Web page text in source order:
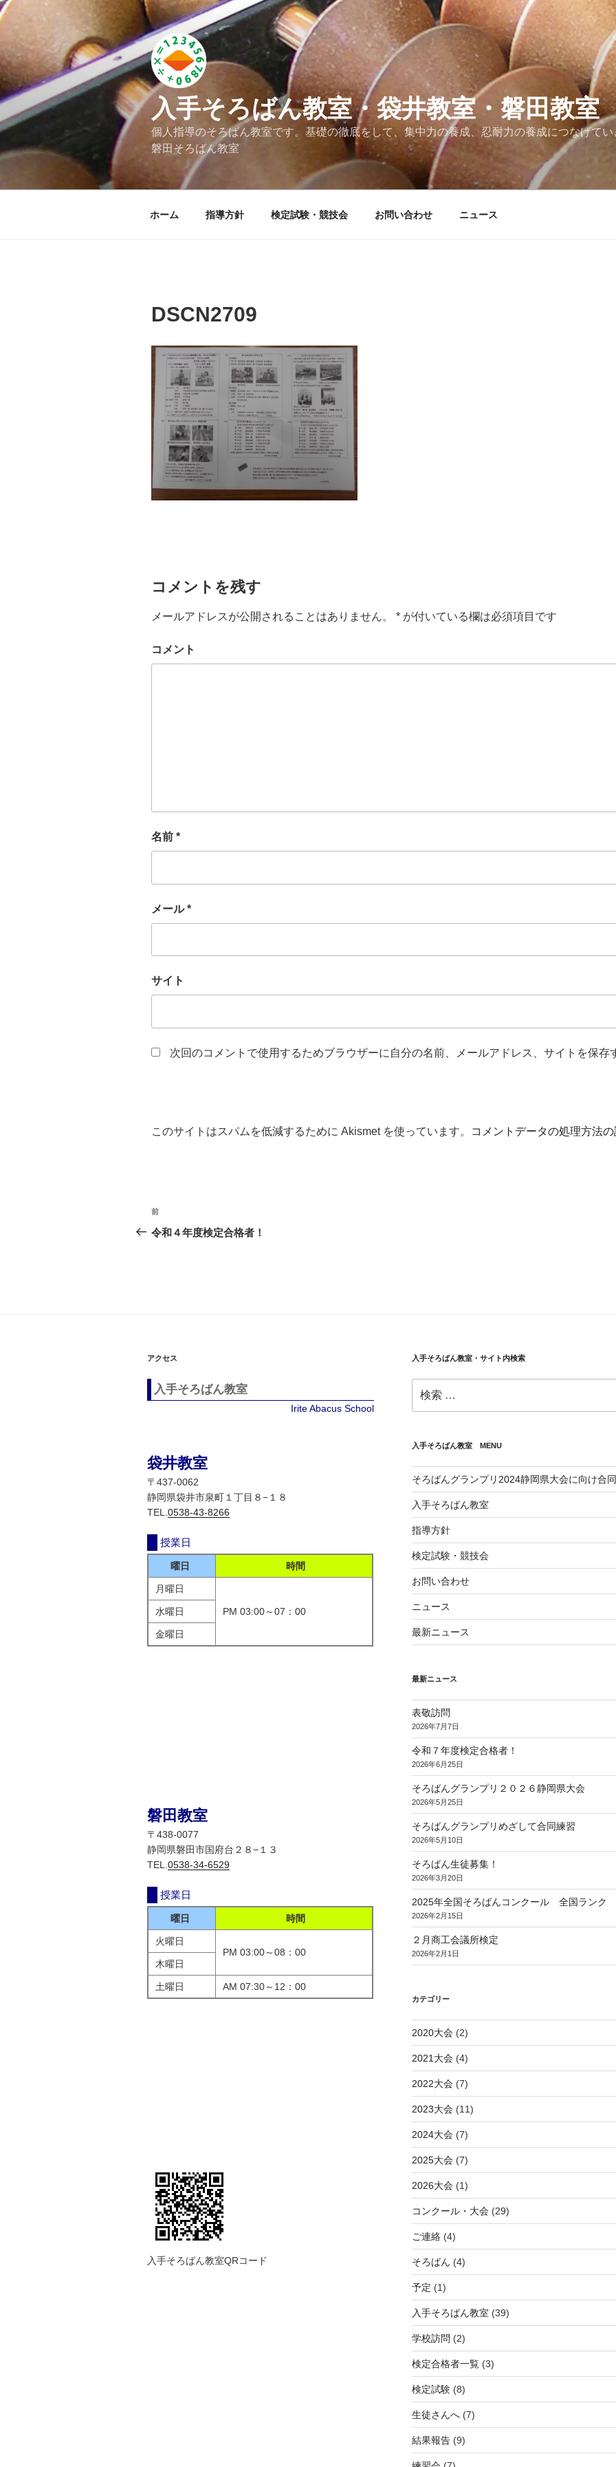
コ
ン
ン
ツ
へ
ス
キ
プ
入手そろばん教室・袋井教室・磐田教室
個人指導のそろばん教室です。基礎の徹底をして、集中力の養成、忍耐力の養成につなげて
磐田そろばん教室
ホーム 指導方針 検定試験・競技会 お問い合わせ ニュース
DSCN2709
コメントを残す
メールアドレスが公開されることはありません。 * が付いている欄は必須項目です
コメント
名前 *
メール*
サイト
次回のコメントで使用するためブラウザーに自分の名前、メールアドレス、サイトを保存
このサイトはスパムを低減するために Akismet を使っています。 コメントデータの処理方法
投
稿
シ
ョ
ン
過
去
前
令和４年度検定合格者！
アクセス
入手そろばん教室
Irite Abacus School
袋井教室
〒437-0062
静岡県袋井市泉町１丁目８−１８
TEL. 0538-43-8266
授業日
曜日 時間
月曜日
PM 03:00～07：00
水曜日
金曜日
磐田教室
〒438-0077
静岡県磐田市国府台２８−１３
TEL. 0538-34-6529
授業日
曜日 時間
火曜日
PM 03:00～08：00
木曜日
土曜日 AM 07:30～12：00
入手そろばん教室QRコード
入手そろばん教室・サイト内検索
索:
入手そろばん教室 MENU
そろばんグランプリ2024静岡県大会に向け合
入手そろばん教室
指導方針
検定試験・競技会
お問い合わせ
ニュース
最新ニュース
最新ニュース
表敬訪問
2026年7月7日
令和７年度検定合格者！
2026年6月25日
そろばんグランプリ２０２６静岡県大会
2026年5月25日
そろばんグランプリめざして合同練習
2026年5月10日
そろばん生徒募集！
2026年3月20日
2025年全国そろばんコンクール 全国ランク
2026年2月15日
２月商工会議所検定
2026年2月1日
カテゴリー
2020大会(2)
2021大会(4)
2022大会(7)
2023大会(11)
2024大会(7)
2025大会(7)
2026大会(1)
コンクール・大会(29)
ご連絡(4)
そろばん (4)
予定 (1)
入手そろばん教室 (39)
学校訪問 (2)
検定合格者一覧(3)
検定試験(8)
生徒さんへ(7)
結果報告(9)